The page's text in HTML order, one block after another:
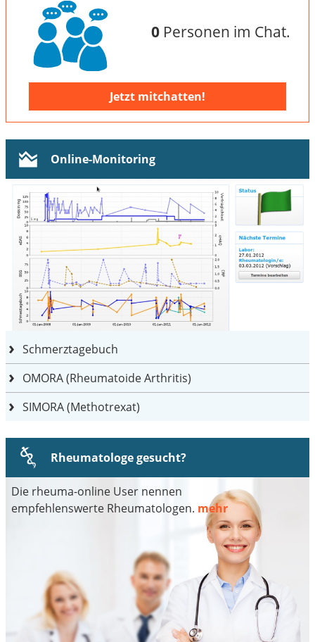
0Personen im Chat.
Jetzt mitchatten!
Online-Monitoring
Schmerztagebuch
OMORA (Rheumatoide Arthritis)
SIMORA (Methotrexat)
Rheumatologe gesucht?
Die rheuma-online User nennen
empfehlenswerte Rheumatologen. mehr